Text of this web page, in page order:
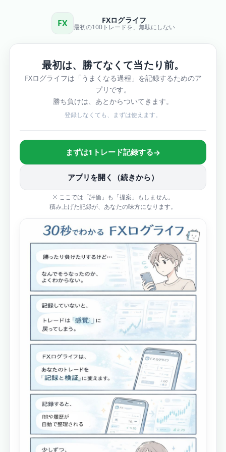
FX FXログライフ
最初の100トレードを、無駄にしない
最初は、勝てなくて当たり前。
FXログライフは「うまくなる過程」を記録するためのア
プリです。
勝ち負けは、あとからついてきます。
登録しなくても、まずは使えます。
まずは1トレード記録する→
アプリを開く（続きから）
※ ここでは「評価」も「提案」もしません。
積み上げた記録が、あなたの味方になります。